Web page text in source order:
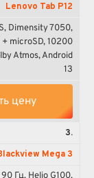
Lenovo Tab P12
Dimensity 7050,
microSD, 10200
Atmos, Android
13
цену
3.
Mega 3
90 Гц, Helio G100,